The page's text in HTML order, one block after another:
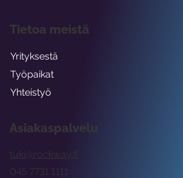
Asiakaspalvelu
tuki@rockway.fi
045 7731 1111
Tietoa meistä
Yrityksestä
Työpaikat
Yhteistyö